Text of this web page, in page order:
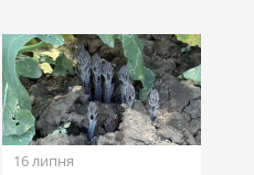
16 липня